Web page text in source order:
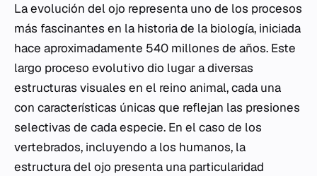
La evolución del ojo representa uno de los procesos
más fascinantes en la historia de la biología, iniciada
hace aproximadamente 540 millones de años. Este
largo proceso evolutivo dio lugar a diversas
estructuras visuales en el reino animal, cada una
con características únicas que reflejan las presiones
selectivas de cada especie. En el caso de los
vertebrados, incluyendo a los humanos, la
estructura del ojo presenta una particularidad